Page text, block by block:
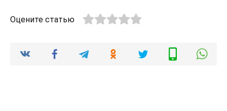
Оцените статью